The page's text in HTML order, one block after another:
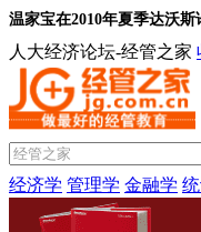
温家宝在2010年夏季达沃
人大经济论坛-经管之家
经济学 管理学 金融学